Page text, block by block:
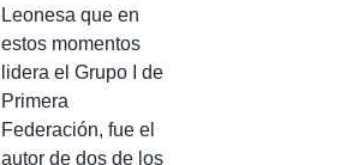
Leonesa que en
estos momentos
lidera el Grupo I de
Primera
Federación, fue el
autor de dos de los